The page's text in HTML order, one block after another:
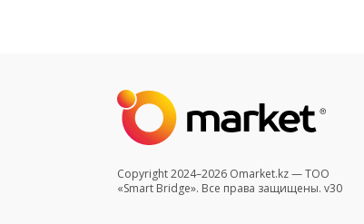
Copyright 2024–2026 Omarket.kz — ТОО
«Smart Bridge». Все права защищены. v30